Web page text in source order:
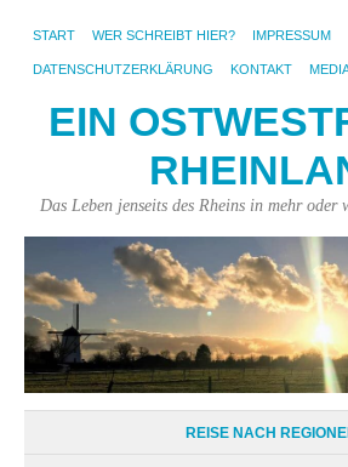
START WER SCHREIBT HIER? IMPRESSUM
DATENSCHUTZERKLÄRUNG KONTAKT
EIN
Das Leben jenseits des Rheins in mehr oder
REISE NACH